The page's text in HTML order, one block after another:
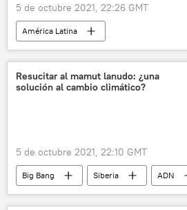
5 de octubre 2021, 22:26 GMT
América Latina
Andrés Manuel López Obrador
Resucitar al mamut lanudo: ¿una
solución al cambio climático?
5 de octubre 2021, 22:10 GMT
Big Bang Siberia
ADN
mamut
elefantes